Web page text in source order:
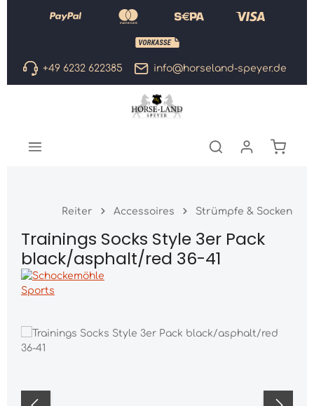
Zum Hauptinhalt springen
+49 6232 622385 info@horseland-speyer.de
Reiter Accessoires Strümpfe & Socken
Trainings Socks Style 3er Pack
black/asphalt/red 36-41
Bildergalerie überspringen